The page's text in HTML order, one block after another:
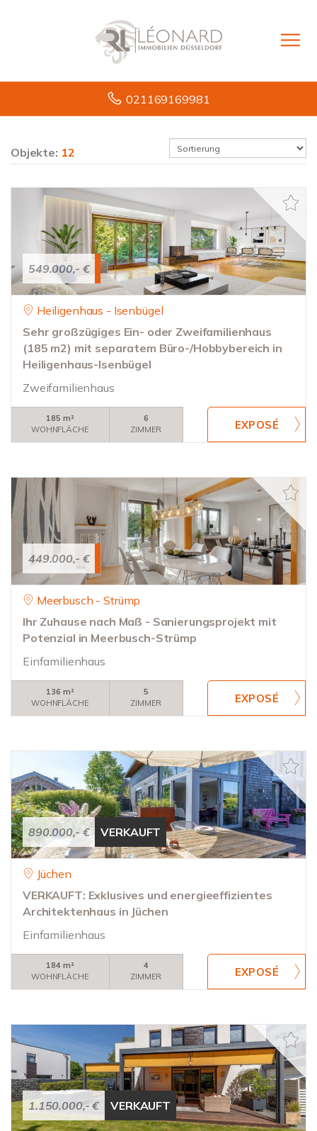
021169169981
Objekte: 12
549.000,- €
Heiligenhaus - Isenbügel
Sehr großzügiges Ein- oder Zweifamilienhaus
(185 m2) mit separatem Büro-/Hobbybereich in
Heiligenhaus-Isenbügel
Zweifamilienhaus
185 m²
WOHNFLÄCHE
6
ZIMMER
449.000,- €
Meerbusch - Strümp
Ihr Zuhause nach Maß - Sanierungsprojekt mit
Potenzial in Meerbusch-Strümp
Einfamilienhaus
136 m²
WOHNFLÄCHE
5
ZIMMER
890.000,- € VERKAUFT
Jüchen
VERKAUFT: Exklusives und energieeffizientes
Architektenhaus in Jüchen
Einfamilienhaus
184 m²
WOHNFLÄCHE
4
ZIMMER
1.150.000,- € VERKAUFT